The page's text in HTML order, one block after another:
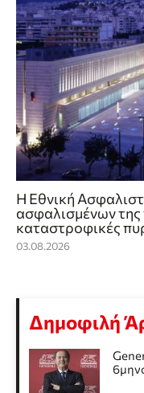
Η Εθνική
ασφαλισμένων της
καταστροφικές
03.08.2026
Δημοφιλή